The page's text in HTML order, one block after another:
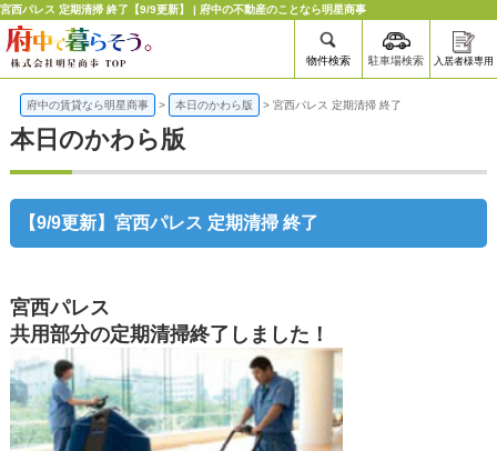
宮西パレス 定期清掃 終了【9/9更新】 | 府中の不動産のことなら明星商事
物件検索 駐車場検索 入居者様専用
府中の賃貸なら明星商事 > 本日のかわら版 > 宮西パレス 定期清掃 終了
本日のかわら版
【9/9更新】宮西パレス 定期清掃 終了
宮西パレス
共用部分の定期清掃終了しました！